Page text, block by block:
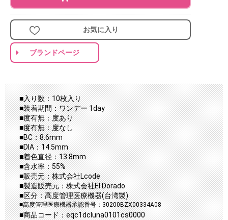
お気に入り
ブランドページ
■入り数：10枚入り
■装着期間：ワンデー 1day
■度有無：度あり
■度有無：度なし
■BC：8.6mm
■DIA：14.5mm
■着色直径：13.8mm
■含水率：55%
■販売元：株式会社Lcode
■製造販売元：株式会社El Dorado
■区分：高度管理医療機器(台湾製)
■高度管理医療機器承認番号：30200BZX00334A08
■商品コード：eqc1dcluna0101cs0000